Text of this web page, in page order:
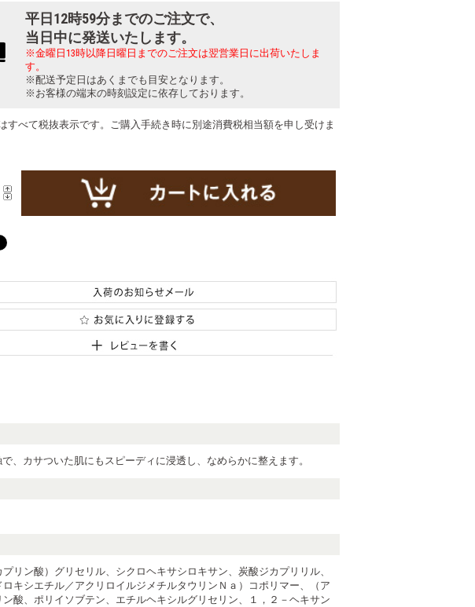
平日12時59分までのご注文で、
当日中に発送いたします。
※金曜日13時以降日曜日までのご注文は翌営業日に出荷いたしま
す。
※配送予定日はあくまでも目安となります。
※お客様の端末の時刻設定に依存しております。
すべて税抜表示です。ご購入手続き時に別途消費税相当額を申し受けま
、カサついた肌にもスピーディに浸透し、なめらかに整えます。
リン酸）グリセリル、シクロヘキサシロキサン、炭酸ジカプリリル、
キシエチル／アクリロイルジメチルタウリンＮａ）コポリマー、（ア
酸、ポリイソブテン、エチルヘキシルグリセリン、１，２－ヘキサン